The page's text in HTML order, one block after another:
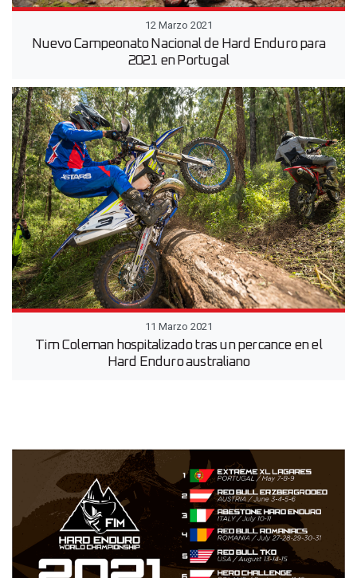
12 Marzo 2021
Nuevo Campeonato Nacional de Hard Enduro para
2021 en Portugal
11 Marzo 2021
Tim Coleman hospitalizado tras un percance en el
Hard Enduro australiano